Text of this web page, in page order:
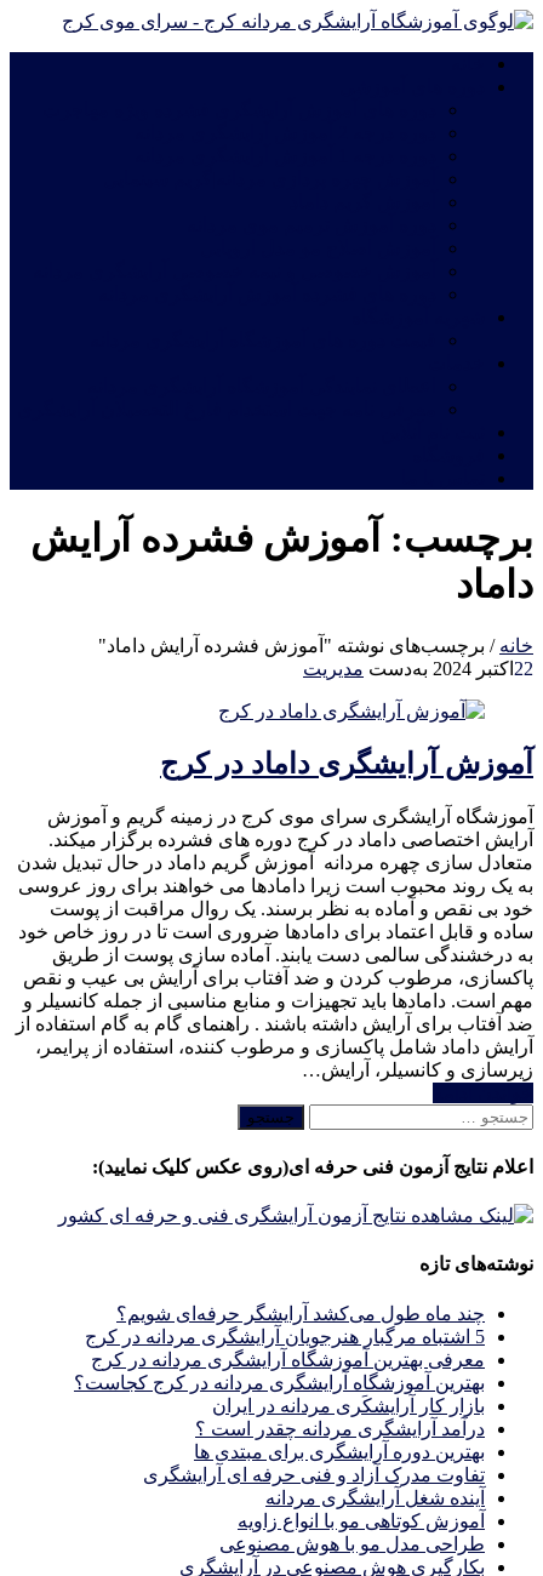
برچسب: آموزش فشرده آرایش
داماد
خانه / برچسب‌های نوشته "آموزش فشرده آرایش داماد"
22 اکتبر 2024 به‌دست مدیریت
آموزش آرایشگری داماد در کرج
آموزشگاه آرایشگری سرای موی کرج در زمینه گریم و آموزش
آرایش اختصاصی داماد در کرج دوره های فشرده برگزار میکند.
متعادل سازی چهره مردانه آموزش گریم داماد در حال تبدیل شدن
به یک روند محبوب است زیرا دامادها می خواهند برای روز عروسی
خود بی نقص و آماده به نظر برسند. یک روال مراقبت از پوست
ساده و قابل اعتماد برای دامادها ضروری است تا در روز خاص خود
به درخشندگی سالمی دست یابند. آماده سازی پوست از طریق
پاکسازی، مرطوب کردن و ضد آفتاب برای آرایش بی عیب و نقص
مهم است. دامادها باید تجهیزات و منابع مناسبی از جمله کانسیلر و
ضد آفتاب برای آرایش داشته باشند . راهنمای گام به گام استفاده از
آرایش داماد شامل پاکسازی و مرطوب کننده، استفاده از پرایمر،
زیرسازی و کانسیلر، آرایش…
جستجو
اعلام نتایج آزمون فنی حرفه ای(روی عکس کلیک نمایید):
نوشته‌های تازه
چند ماه طول می‌کشد آرایشگر حرفه‌ای شویم؟
5 اشتباه مرگبار هنرجویان آرایشگری مردانه در کرج
معرفی بهترین آموزشگاه آرایشگری مردانه در کرج
بهترین آموزشگاه آرایشگری مردانه در کرج کجاست؟
بازار كار آرايشكَرى مردانه در ايران
درآمد آرایشگری مردانه چقدر است ؟
بهترین دوره آرایشگری برای مبتدی ها
تفاوت مدرک آزاد و فنی حرفه ای آرایشگری
آینده شغل آرایشگری مردانه
آموزش کوتاهی مو با انواع زاویه
طراحی مدل مو با هوش مصنوعی
بکارگیری هوش مصنوعی در آرایشگری